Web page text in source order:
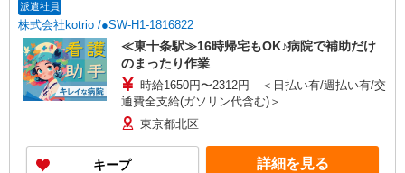
歓迎 ・認知症介護基礎研修 ・初任者研修 ・実務
者研修 ・介護福祉士 など
派遣社員
株式会社kotrio /●SW-H1-1816822
≪東十条駅≫16時帰宅もOK♪病院で補助だけ
のまったり作業
時給1650円〜2312円 ＜日払い有/週払い有/交
通費全支給(ガソリン代含む)＞
東京都北区
キープ 詳細を見る